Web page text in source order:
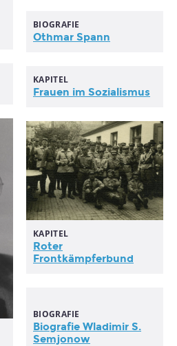
BIOGRAFIE
Othmar Spann
KAPITEL
Frauen im Sozialismus
KAPITEL
Roter
Frontkämpferbund
BIOGRAFIE
Biografie Wladimir S.
Semjonow